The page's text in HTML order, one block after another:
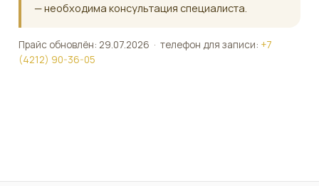
— необходима консультация специалиста.
Прайс обновлён: 29.07.2026 · телефон для записи: +7
(4212) 90-36-05